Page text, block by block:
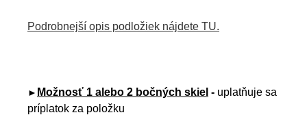
Podrobnejší opis podložiek nájdete TU.
► Možnosť 1 alebo 2 bočných skiel - uplatňuje sa
príplatok za položku